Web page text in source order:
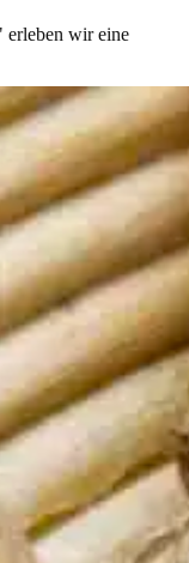
erleben wir eine